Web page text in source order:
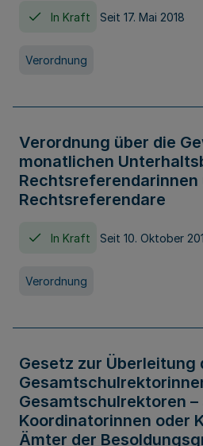
In Kraft Seit 17. Mai 2018
Verordnung
Verordnung über die
monatlichen
Rechtsreferendarinnen
Rechtsreferendare
In Kraft Seit 10. Oktober
Verordnung
Gesetz zur Überleitung
Gesamtschulrektoren –
Koordinatorinnen oder
Ämter der